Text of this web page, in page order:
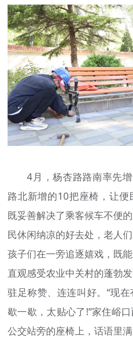
4月，杨杏路路南率先
路北新增的10把座椅，让便
既妥善解决了乘客候车不便
民休闲纳凉的好去处，老人
孩子们在一旁追逐嬉戏，既
直观感受农业中关村的蓬勃
驻足称赞、连连叫好。“现
歇一歇，太贴心了!”家住峪
公交站旁的座椅上，话语里满